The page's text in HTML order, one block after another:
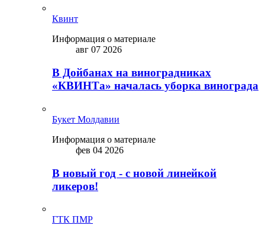
Квинт
Информация о материале
авг 07 2026
В Дойбанах на виноградниках
«КВИНТа» началась уборка винограда
Букет Молдавии
Информация о материале
фев 04 2026
В новый год - с новой линейкой
ликepoв!
ГТК ПМР